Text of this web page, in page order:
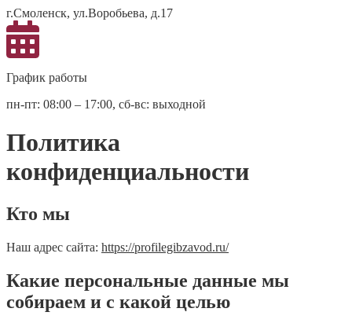
г.Смоленск, ул.Воробьева, д.17
График работы
пн-пт: 08:00 – 17:00, сб-вс: выходной
Политика
конфиденциальности
Кто мы
Наш адрес сайта: https://profilegibzavod.ru/
Какие персональные данные мы
собираем и с какой целью